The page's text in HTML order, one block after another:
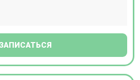
анализы. Диагностика
задачу лечащего врача.
Центрах МРТ принимают врачи